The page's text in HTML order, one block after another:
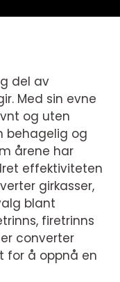
del av
Med sin evne
og uten
behagelig og
årene har
effektiviteten
girkasser,
blant
firetrinns
converter
for å oppnå en